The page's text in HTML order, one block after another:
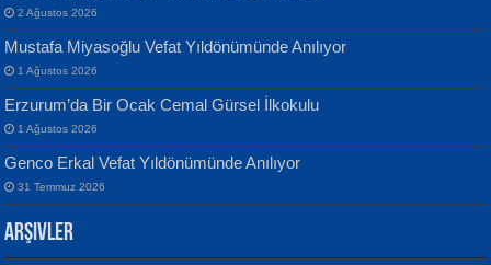
EKREM KARABABA
İsmail Aydos
İnkisar...
2 Ağustos 2026
Mustafa Miyasoğlu Vefat Yıldönümünde Anılıyor
1 Ağustos 2026
Erzurum’da Bir Ocak Cemal Gürsel İlkokulu
1 Ağustos 2026
Genco Erkal Vefat Yıldönümünde Anılıyor
31 Temmuz 2026
Arşivler